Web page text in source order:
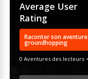
Average User
Rating
Raconter son aventure
groundhopping
0 Aventures des lecteurs